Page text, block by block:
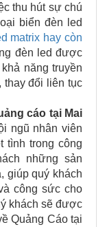
thu hút sự chú
biển đèn led
matrix hay còn
đèn led được
năng truyền
thay đổi liên tục
cáo tại Mai
ngũ nhân viên
tình trong công
những sản
giúp quý khách
công sức cho
khách sẽ được
Quảng Cáo tại